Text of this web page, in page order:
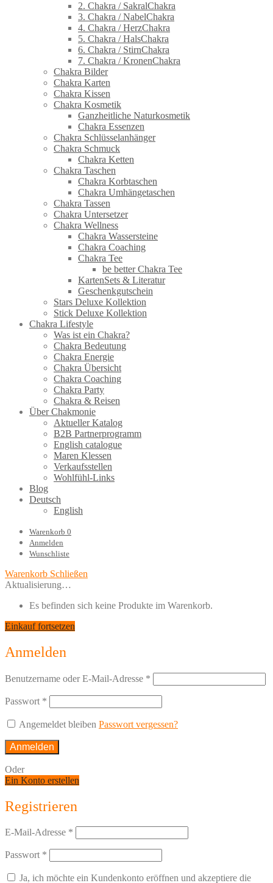
2. Chakra / SakralChakra
3. Chakra / NabelChakra
4. Chakra / HerzChakra
5. Chakra / HalsChakra
6. Chakra / StirnChakra
7. Chakra / KronenChakra
Chakra Bilder
Chakra Karten
Chakra Kissen
Chakra Kosmetik
Ganzheitliche Naturkosmetik
Chakra Essenzen
Chakra Schlüsselanhänger
Chakra Schmuck
Chakra Ketten
Chakra Taschen
Chakra Korbtaschen
Chakra Umhängetaschen
Chakra Tassen
Chakra Untersetzer
Chakra Wellness
Chakra Wassersteine
Chakra Coaching
Chakra Tee
be better Chakra Tee
KartenSets & Literatur
Geschenkgutschein
Stars Deluxe Kollektion
Stick Deluxe Kollektion
Chakra Lifestyle
Was ist ein Chakra?
Chakra Bedeutung
Chakra Energie
Chakra Übersicht
Chakra Coaching
Chakra Party
Chakra & Reisen
Über Chakmonie
Aktueller Katalog
B2B Partnerprogramm
English catalogue
Maren Klessen
Verkaufsstellen
Wohlfühl-Links
Blog
Deutsch
English
Warenkorb 0
Anmelden
Wunschliste
Warenkorb Schließen
Aktualisierung…
Es befinden sich keine Produkte im Warenkorb.
Einkauf fortsetzen
Anmelden
Benutzername oder E-Mail-Adresse *
Passwort *
Angemeldet bleiben Passwort vergessen?
Anmelden
Oder
Ein Konto erstellen
Registrieren
E-Mail-Adresse *
Passwort *
Ja, ich möchte ein Kundenkonto eröffnen und akzeptiere die